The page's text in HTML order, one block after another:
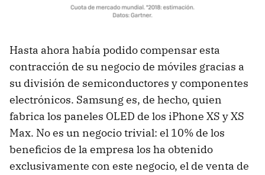
Hasta ahora había podido compensar esta
contracción de su negocio de móviles gracias a
su división de semiconductores y componentes
electrónicos. Samsung es, de hecho, quien
fabrica los paneles OLED de los iPhone XS y XS
Max. No es un negocio trivial: el 10% de los
beneficios de la empresa los ha obtenido
exclusivamente con este negocio, el de venta de